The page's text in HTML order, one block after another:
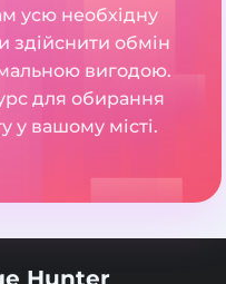
усю необхідну
здійснити обмін
вигодою.
для обирання
у вашому місті.
Hunter